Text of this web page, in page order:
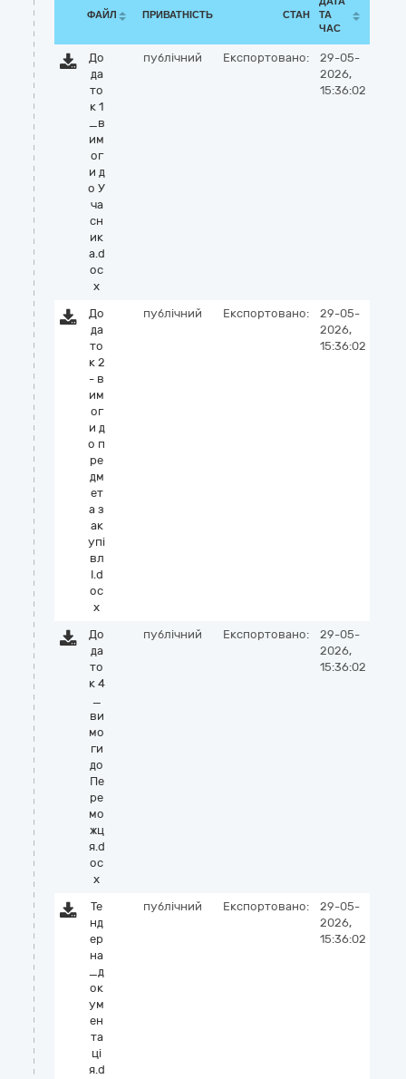
ФАЙЛ ПРИВАТНІСТЬ СТАН
ТА
ЧАС
До
да
то
к 1
_в
им
ог
и д
о У
ча
сн
ик
а.d
oc
x
публічний Експортовано:
29-05-
2026,
15:36:02
До
да
то
к 2
- в
им
ог
и д
о п
ре
дм
ет
а з
ак
упі
вл
І.d
oc
x
публічний Експортовано:
29-05-
2026,
15:36:02
До
да
то
к 4
_
ви
мо
ги
до
Пе
ре
мо
жц
я.d
oc
x
публічний Експортовано:
29-05-
2026,
15:36:02
Те
нд
ер
на
_д
ок
ум
ен
та
ці
я.d
публічний Експортовано:
29-05-
2026,
15:36:02